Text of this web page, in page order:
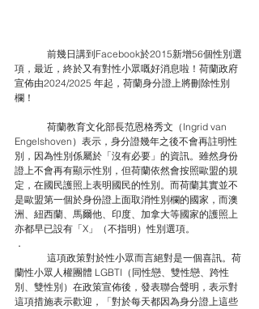
前幾日講到Facebook於2015新增56個性別選
項，最近，終於又有對性小眾嘅好消息啦！荷蘭政府
宣佈由2024/2025 年起，荷蘭身分證上將刪除性別
欄！
荷蘭教育文化部長范恩格秀文（Ingrid van
Engelshoven）表示，身分證幾年之後不會再註明性
別，因為性別係屬於「沒有必要」的資訊。雖然身份
證上不會再有顯示性別，但荷蘭依然會按照歐盟的規
定，在國民護照上表明國民的性別。而荷蘭其實並不
是歐盟第一個於身份證上面取消性別欄的國家，而澳
洲、紐西蘭、馬爾他、印度、加拿大等國家的護照上
亦都早已設有「X」（不指明）性別選項。
．
這項政策對於性小眾而言絕對是一個喜訊。荷
蘭性小眾人權團體 LGBTI（同性戀、雙性戀、跨性
別、雙性別）在政策宣佈後，發表聯合聲明，表示對
這項措施表示歡迎，「對於每天都因為身分證上這些